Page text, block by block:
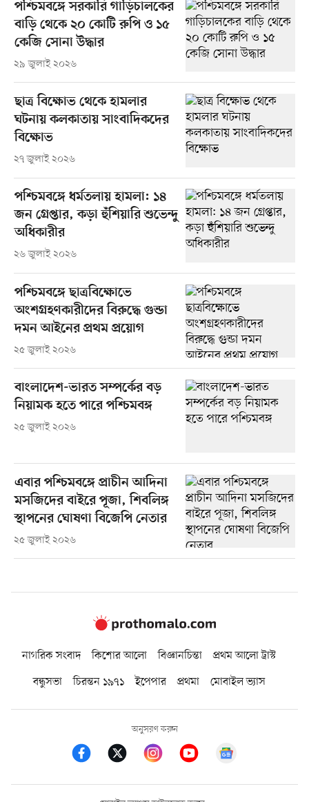
পশ্চিমবঙ্গে সরকারি গাড়িচালকের
বাড়ি থেকে ২০ কোটি রুপি ও ১৫
কেজি সোনা উদ্ধার
২৯ জুলাই ২০২৬
ছাত্র বিক্ষোভ থেকে হামলার
ঘটনায় কলকাতায় সাংবাদিকদের
বিক্ষোভ
২৭ জুলাই ২০২৬
পশ্চিমবঙ্গে ধর্মতলায় হামলা: ১৪
জন গ্রেপ্তার, কড়া হুঁশিয়ারি শুভেন্দু
অধিকারীর
২৬ জুলাই ২০২৬
পশ্চিমবঙ্গে ছাত্রবিক্ষোভে
অংশগ্রহণকারীদের বিরুদ্ধে গুন্ডা
দমন আইনের প্রথম প্রয়োগ
২৫ জুলাই ২০২৬
বাংলাদেশ-ভারত সম্পর্কের বড়
নিয়ামক হতে পারে পশ্চিমবঙ্গ
২৫ জুলাই ২০২৬
এবার পশ্চিমবঙ্গে প্রাচীন আদিনা
মসজিদের বাইরে পূজা, শিবলিঙ্গ
স্থাপনের ঘোষণা বিজেপি নেতার
২৫ জুলাই ২০২৬
নাগরিক সংবাদ কিশোর আলো বিজ্ঞানচিন্তা
প্রথম আলো ট্রাস্ট
বন্ধুসভা
চিরন্তন ১৯৭১ ইপেপার প্রথমা মোবাইল ভ্যাস
অনুসরণ করুন